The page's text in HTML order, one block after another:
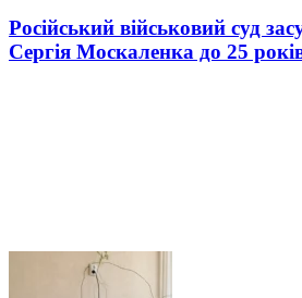
Російський військовий суд
Сергія Москаленка до 25